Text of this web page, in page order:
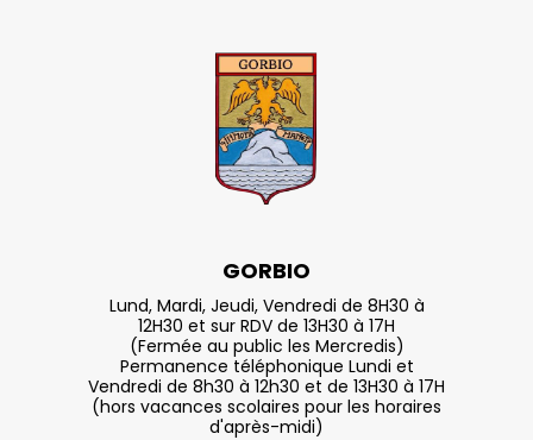
GORBIO
Lund, Mardi, Jeudi, Vendredi de 8H30 à
12H30 et sur RDV de 13H30 à 17H
(Fermée au public les Mercredis)
Permanence téléphonique Lundi et
Vendredi de 8h30 à 12h30 et de 13H30 à 17H
(hors vacances scolaires pour les horaires
d'après-midi)